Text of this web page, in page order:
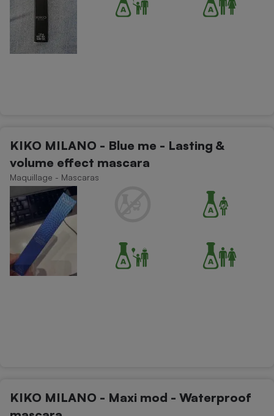
KIKO MILANO - Blue me - Lasting &
volume effect mascara
Maquillage - Mascaras
KIKO MILANO - Maxi mod - Waterproof